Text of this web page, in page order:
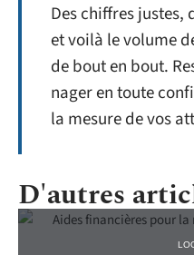
Des chiffres
et voilà le volume
de bout en bout.
nager en toute
la mesure de vos
D'autres